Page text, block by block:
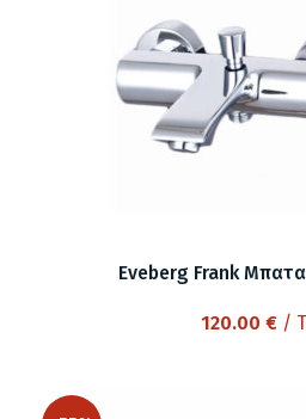
Eveberg Frank
120.00€ /